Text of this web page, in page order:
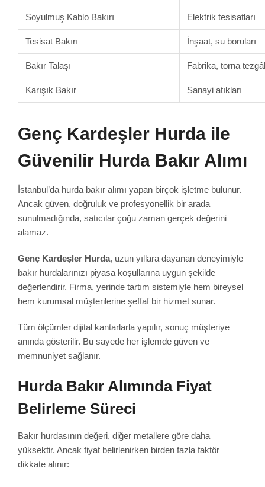
Soyulmuş Kablo Bakırı Elektrik tesisatları
Tesisat Bakırı İnşaat, su boruları
Bakır Talaşı Fabrika, torna
Karışık Bakır Sanayi atıkları
Genç Kardeşler Hurda ile
Güvenilir Hurda Bakır Alımı
İstanbul’da hurda bakır alımı yapan birçok işletme bulunur.
Ancak güven, doğruluk ve profesyonellik bir arada
sunulmadığında, satıcılar çoğu zaman gerçek değerini
alamaz.
Genç Kardeşler Hurda, uzun yıllara dayanan deneyimiyle
bakır hurdalarınızı piyasa koşullarına uygun şekilde
değerlendirir. Firma, yerinde tartım sistemiyle hem bireysel
hem kurumsal müşterilerine şeffaf bir hizmet sunar.
Tüm ölçümler dijital kantarlarla yapılır, sonuç müşteriye
anında gösterilir. Bu sayede her işlemde güven ve
memnuniyet sağlanır.
Hurda Bakır Alımında Fiyat
Belirleme Süreci
Bakır hurdasının değeri, diğer metallere göre daha
yüksektir. Ancak fiyat belirlenirken birden fazla faktör
dikkate alınır: